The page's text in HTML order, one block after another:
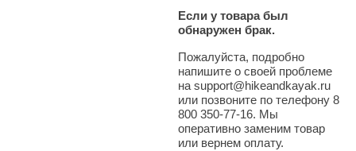
Если у товара был
обнаружен брак.
Пожалуйста, подробно
напишите о своей проблеме
на support@hikeandkayak.ru
или позвоните по телефону 8
800 350-77-16. Мы
оперативно заменим товар
или вернем оплату.